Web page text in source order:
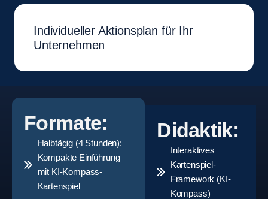
Individueller Aktionsplan für Ihr
Unternehmen
Formate:
Halbtägig (4 Stunden):
Kompakte Einführung
mit KI-Kompass-
Kartenspiel
Didaktik:
Interaktives
Kartenspiel-
Framework (KI-
Kompass)